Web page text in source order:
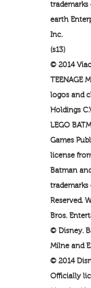
trademarks
earth
Inc.
(s13)
© 2014
TEENAGE
logos and
Holdings
LEGO
Games
license
Batman
Reserved.
Bros.
© Disney.
Milne and
© 2014
Officially